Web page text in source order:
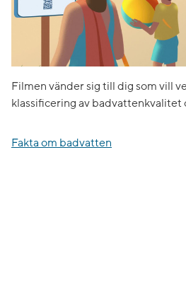
Filmen vänder sig till dig som vill
klassificering av badvattenkvalitet
Fakta om badvatten